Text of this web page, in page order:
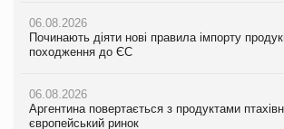
06.08.2026
Починають діяти нові правила імпорту
походження до ЄС
06.08.2026
Аргентина повертається з продуктами
європейський ринок
06.08.2026
Починають діяти нові правила імпорту
походження до ЄС
06.08.2026
Аргентина повертається з продуктами
європейський ринок
06.08.2026
Починають діяти нові правила імпорту
походження до ЄС
06.08.2026
Аргентина повертається з продуктами
європейський ринок